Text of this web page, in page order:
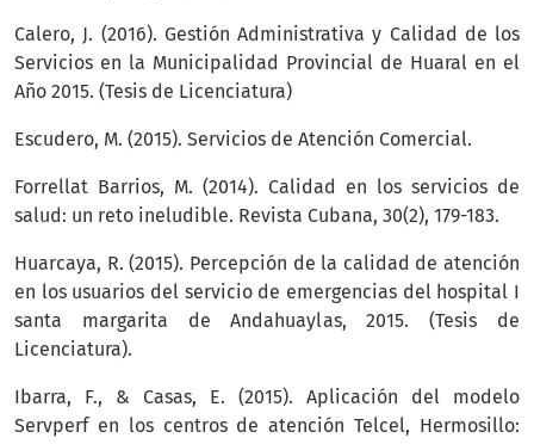
Calero, J. (2016). Gestión Administrativa y Calidad de los
Servicios en la Municipalidad Provincial de Huaral en el
Año 2015. (Tesis de Licenciatura)
Escudero, M. (2015). Servicios de Atención Comercial.
Forrellat Barrios, M. (2014). Calidad en los servicios de
salud: un reto ineludible. Revista Cubana, 30(2), 179-183.
Huarcaya, R. (2015). Percepción de la calidad de atención
en los usuarios del servicio de emergencias del hospital I
santa margarita de Andahuaylas, 2015. (Tesis de
Licenciatura).
Ibarra, F., & Casas, E. (2015). Aplicación del modelo
Servperf en los centros de atención Telcel, Hermosillo: